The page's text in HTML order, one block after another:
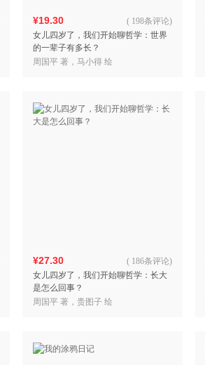
¥19.30
女儿四岁了，我们开始聊哲学：世界
的一辈子有多长？
( 198条评论)
周国平 著，马小得 绘
¥27.30
女儿四岁了，我们开始聊哲学：长大
是怎么回事？
( 186条评论)
周国平 著，贵图子 绘